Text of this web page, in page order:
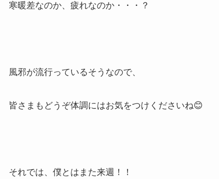
寒暖差なのか、疲れなのか・・・？
風邪が流行っているそうなので、
皆さまもどうぞ体調にはお気をつけくださいね😊
それでは、僕とはまた来週！！